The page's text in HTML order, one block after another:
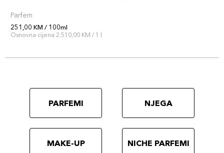
Parfem
251,00 KM / 100ml
Osnovna cijena 2.510,00 KM / 1 l
PARFEMI NJEGA
MAKE-UP NICHE PARFEMI